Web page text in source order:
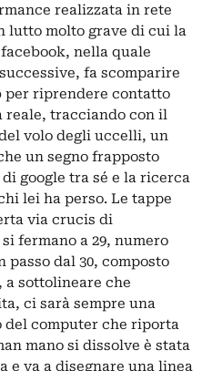
realizzata in rete
lutto molto grave di cui la
nella quale
fa scomparire
per riprendere contatto
reale, tracciando con il
volo degli uccelli, un
un segno frapposto
google tra sé e la ricerca
lei ha perso. Le tappe
via crucis di
fermano a 29, numero
dal 30, composto
a sottolineare che
ci sarà sempre una
del computer che riporta
mano si dissolve è stata
e va a disegnare una linea